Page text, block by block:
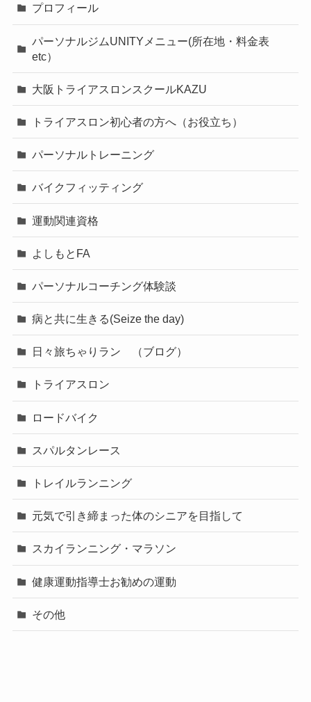
プロフィール
パーソナルジムUNITYメニュー(所在地・料金表
etc）
大阪トライアスロンスクールKAZU
トライアスロン初心者の方へ（お役立ち）
パーソナルトレーニング
バイクフィッティング
運動関連資格
よしもとFA
パーソナルコーチング体験談
病と共に生きる(Seize the day)
日々旅ちゃりラン （ブログ）
トライアスロン
ロードバイク
スパルタンレース
トレイルランニング
元気で引き締まった体のシニアを目指して
スカイランニング・マラソン
健康運動指導士お勧めの運動
その他